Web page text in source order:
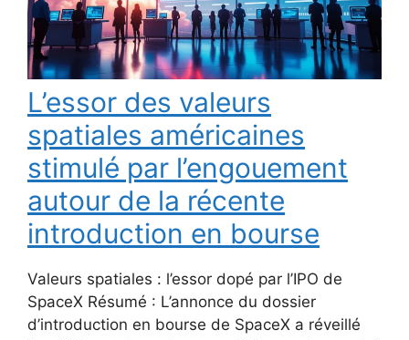
L’essor des valeurs
spatiales américaines
stimulé par l’engouement
autour de la récente
introduction en bourse
Valeurs spatiales : l’essor dopé par l’IPO de
SpaceX Résumé : L’annonce du dossier
d’introduction en bourse de SpaceX a réveillé